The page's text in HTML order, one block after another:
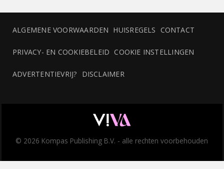
ALGEMENE VOORWAARDEN HUISREGELS CONTACT
PRIVACY- EN COOKIEBELEID COOKIE INSTELLINGEN
ADVERTENTIEVRIJ? DISCLAIMER
© 2026 Kompas Publishing B.V. - alle rechten voorbehouden